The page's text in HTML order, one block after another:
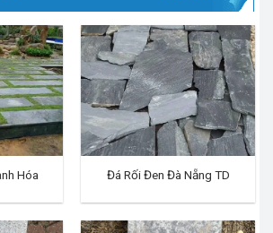
Hóa Đá Rối Đen Đà Nẵng TD